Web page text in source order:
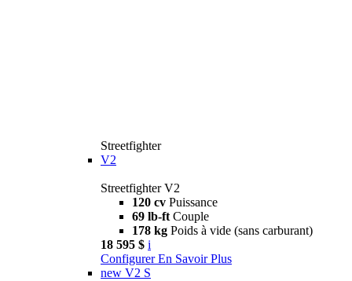
Streetfighter
V2
Streetfighter V2
120 cv Puissance
69 lb-ft Couple
178 kg Poids à vide (sans carburant)
18 595 $ i
Configurer En Savoir Plus
new V2 S